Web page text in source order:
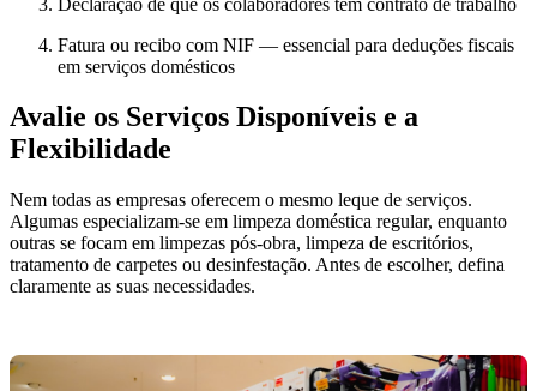
Fatura ou recibo com NIF — essencial para deduções fiscais
em serviços domésticos
Avalie os Serviços Disponíveis e a
Flexibilidade
Nem todas as empresas oferecem o mesmo leque de serviços.
Algumas especializam-se em limpeza doméstica regular, enquanto
outras se focam em limpezas pós-obra, limpeza de escritórios,
tratamento de carpetes ou desinfestação. Antes de escolher, defina
claramente as suas necessidades.